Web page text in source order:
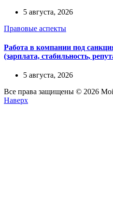
5 августа, 2026
Правовые аспекты
Работа в компании под
(зарплата, стабильность,
5 августа, 2026
Все права защищены © 2026
Наверх